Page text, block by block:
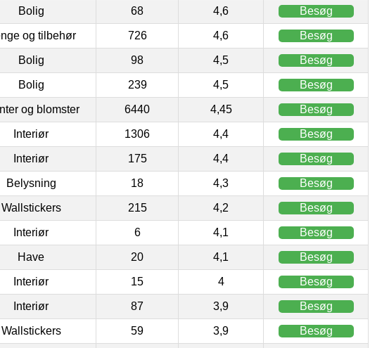
Bolig 68 4,6 Besøg
og tilbehør 726 4,6 Besøg
Bolig 98 4,5 Besøg
Bolig 239 4,5 Besøg
og blomster 6440 4,45 Besøg
Interiør 1306 4,4 Besøg
Interiør 175 4,4 Besøg
Belysning 18 4,3 Besøg
Wallstickers 215 4,2 Besøg
Interiør 6 4,1 Besøg
Have 20 4,1 Besøg
Interiør 15 4 Besøg
Interiør 87 3,9 Besøg
Wallstickers 59 3,9 Besøg